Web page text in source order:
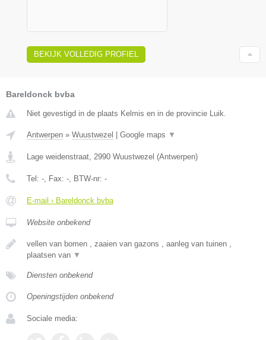
BEKIJK VOLLEDIG PROFIEL
Bareldonck bvba
Niet gevestigd in de plaats Kelmis en in de provincie Luik.
Antwerpen » Wuustwezel Google maps ▼
Lage weidenstraat 2990 Wuustwezel (Antwerpen)
Tel: - , Fax: - , BTW-nr: -
E-mail › Bareldonck bvba
Website onbekend
vellen van bomen , zaaien van gazons , aanleg van tuinen ,
plaatsen van ▼
Diensten onbekend
Openingstijden onbekend
Sociale media: